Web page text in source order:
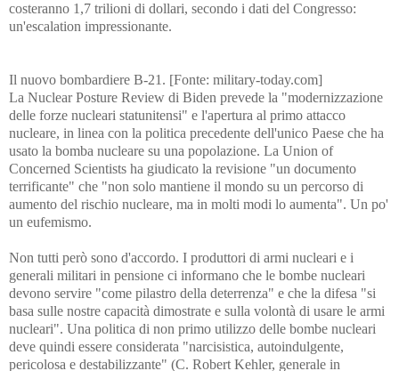
costeranno 1,7 trilioni di dollari, secondo i dati del Congresso:
un'escalation impressionante.
Il nuovo bombardiere B-21. [Fonte: military-today.com]
La Nuclear Posture Review di Biden prevede la "modernizzazione
delle forze nucleari statunitensi" e l'apertura al primo attacco
nucleare, in linea con la politica precedente dell'unico Paese che ha
usato la bomba nucleare su una popolazione. La Union of
Concerned Scientists ha giudicato la revisione "un documento
terrificante" che "non solo mantiene il mondo su un percorso di
aumento del rischio nucleare, ma in molti modi lo aumenta". Un po'
un eufemismo.
Non tutti però sono d'accordo. I produttori di armi nucleari e i
generali militari in pensione ci informano che le bombe nucleari
devono servire "come pilastro della deterrenza" e che la difesa "si
basa sulle nostre capacità dimostrate e sulla volontà di usare le armi
nucleari". Una politica di non primo utilizzo delle bombe nucleari
deve quindi essere considerata "narcisistica, autoindulgente,
pericolosa e destabilizzante" (C. Robert Kehler, generale in